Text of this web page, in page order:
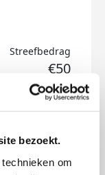
bezoekt.
om
Streefbedrag
€50